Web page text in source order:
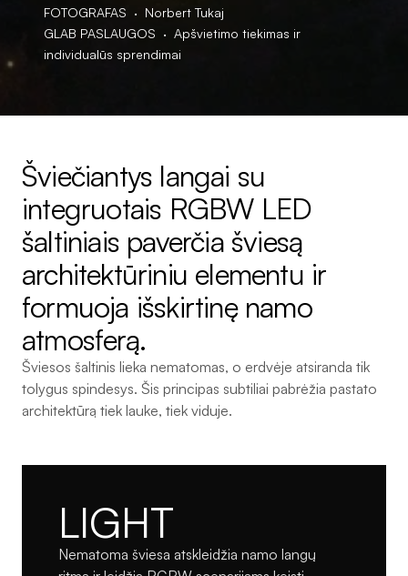
FOTOGRAFAS  ·  Norbert Tukaj
GLAB PASLAUGOS  ·  Apšvietimo tiekimas ir
individualūs sprendimai
Šviečiantys langai su
integruotais RGBW LED
šaltiniais paverčia šviesą
architektūriniu elementu ir
formuoja išskirtinę namo
atmosferą.
Šviesos šaltinis lieka nematomas, o erdvėje atsiranda tik
tolygus spindesys. Šis principas subtiliai pabrėžia pastato
architektūrą tiek lauke, tiek viduje.
LIGHT
Nematoma šviesa atskleidžia namo langų